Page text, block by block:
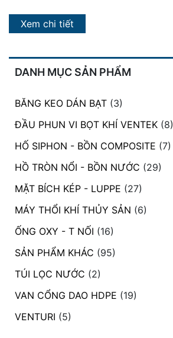
DANH MỤC SẢN PHẨM
BĂNG KEO DÁN BẠT (3)
ĐẦU PHUN VI BỌT KHÍ VENTEK (8)
HỐ SIPHON - BỒN COMPOSITE (7)
HỒ TRÒN NỔI - BỒN NƯỚC (29)
MẶT BÍCH KÉP - LUPPE (27)
MÁY THỔI KHÍ THỦY SẢN (6)
ỐNG OXY - T NỐI (16)
SẢN PHẨM KHÁC (95)
TÚI LỌC NƯỚC (2)
VAN CỔNG DAO HDPE (19)
VENTURI (5)
Xem chi tiết